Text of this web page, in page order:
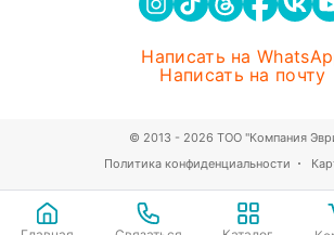
Написать на
Написать на почту
Политика конфиденциальности
© 2013 - 2026 ТОО "Компания